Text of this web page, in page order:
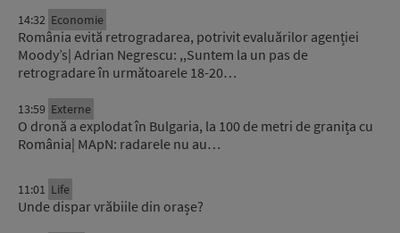
14:32 Economie
România evită retrogradarea, potrivit evaluărilor agenției
Moody’s| Adrian Negrescu: ,,Suntem la un pas de
retrogradare în următoarele 18-20…
13:59 Externe
O dronă a explodat în Bulgaria, la 100 de metri de granița cu
România| MApN: radarele nu au…
11:01 Life
Unde dispar vrăbiile din orașe?